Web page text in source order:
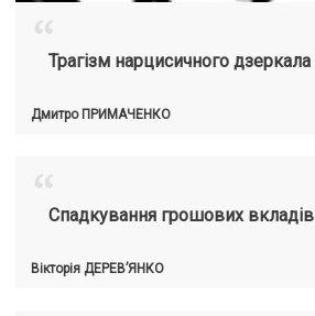
“Трагізм нарцисичного дзеркала
Дмитро ПРИМАЧЕНКО
“Спадкування грошових вкладів
Вікторія ДЕРЕВ’ЯНКО